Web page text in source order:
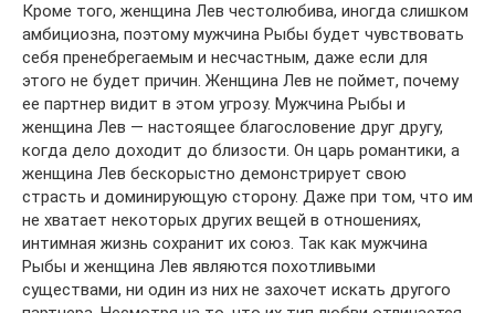
Кроме того, женщина Лев честолюбива, иногда слишком
амбициозна, поэтому мужчина Рыбы будет чувствовать
себя пренебрегаемым и несчастным, даже если для
этого не будет причин. Женщина Лев не поймет, почему
ее партнер видит в этом угрозу. Мужчина Рыбы и
женщина Лев — настоящее благословение друг другу,
когда дело доходит до близости. Он царь романтики, а
женщина Лев бескорыстно демонстрирует свою
страсть и доминирующую сторону. Даже при том, что им
не хватает некоторых других вещей в отношениях,
интимная жизнь сохранит их союз. Так как мужчина
Рыбы и женщина Лев являются похотливыми
существами, ни один из них не захочет искать другого